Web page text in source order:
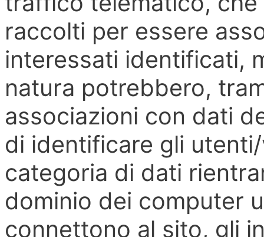
raccolti per essere
interessati identificati,
natura potrebbero,
associazioni con dati
di identificare gli
categoria di dati
dominio dei computer
connettono al sito, gli